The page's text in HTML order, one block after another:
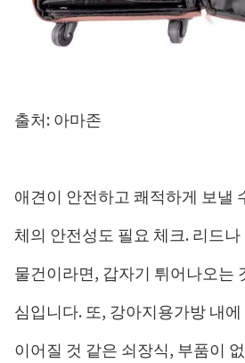
출처: 아마존
애견이 안전하고 쾌적하게 보낼
체의 안전성도 필요 체크. 리드
물건이라면, 갑자기 튀어나오는
심입니다. 또, 강아지용가방 내
이어질 것 같은 쇠장식, 부품이